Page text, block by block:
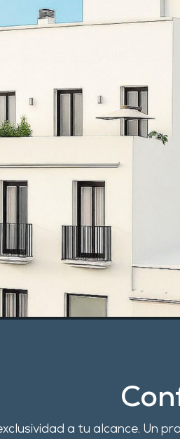
a tu alcance. Un